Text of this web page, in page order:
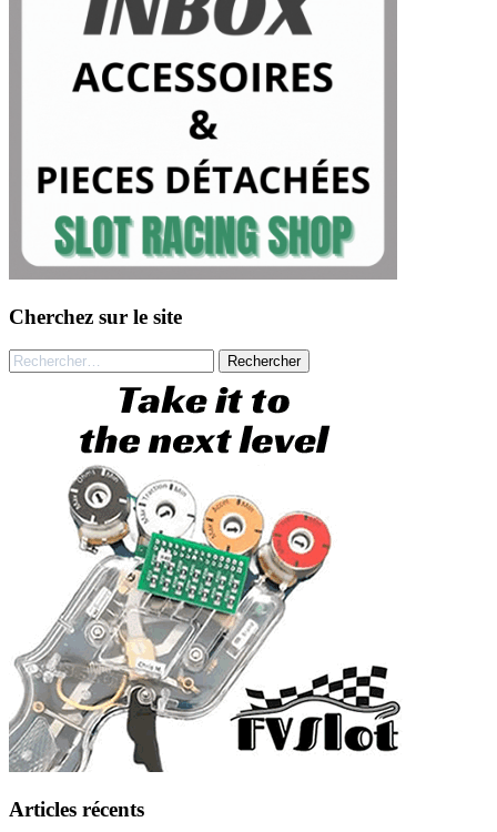
Cherchez sur le site
Rechercher :
Articles récents